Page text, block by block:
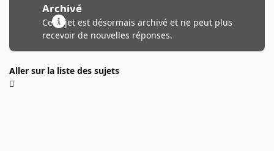
Archivé
Ce sujet est désormais archivé et ne peut plus
recevoir de nouvelles réponses.
Aller sur la liste des sujets